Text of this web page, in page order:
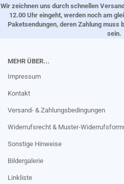
Wir zeichnen uns durch schnellen
12.00 Uhr eingeht, werden noch am
Paketsendungen, deren Zahlung muss
sein.
MEHR ÜBER...
Impressum
Kontakt
Versand- & Zahlungsbedingungen
Widerrufsrecht & Muster-
Sonstige Hinweise
Bildergalerie
Linkliste